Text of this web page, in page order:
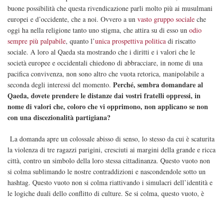
buone possibilità che questa rivendicazione parli molto più ai musulmani
europei e d’occidente, che a noi. Ovvero a un vasto gruppo sociale che
oggi ha nella religione tanto uno stigma, che attira su di esso un odio
sempre più palpabile, quanto l’unica prospettiva politica di riscatto
sociale. A loro al Qaeda sta mostrando che i diritti e i valori che le
società europee e occidentali chiedono di abbracciare, in nome di una
pacifica convivenza, non sono altro che vuota retorica, manipolabile a
seconda degli interessi del momento. Perché, sembra domandare al
Qaeda, dovete prendere le distanze dai vostri fratelli oppressi, in
nome di valori che, coloro che vi opprimono, non applicano se non
con una discezionalità partigiana?
La domanda apre un colossale abisso di senso, lo stesso da cui è scaturita
la violenza di tre ragazzi parigini, cresciuti ai margini della grande e ricca
città, contro un simbolo della loro stessa cittadinanza. Questo vuoto non
si colma sublimando le nostre contraddizioni e nascondendole sotto un
hashtag. Questo vuoto non si colma riattivando i simulacri dell’identità e
le logiche duali dello conflitto di culture. Se si colma, questo vuoto, è